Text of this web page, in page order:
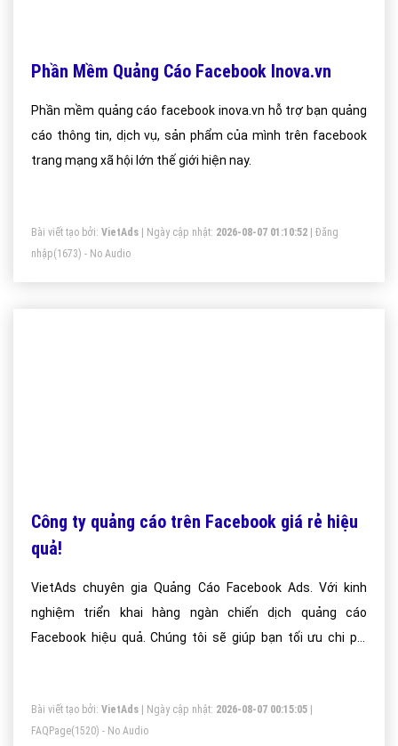
Phần Mềm Quảng Cáo Facebook Inova.vn
Phần mềm quảng cáo facebook inova.vn hỗ trợ bạn quảng
cáo thông tin, dịch vụ, sản phẩm của mình trên facebook
trang mạng xã hội lớn thế giới hiện nay.
Bài viết tạo bởi: VietAds | Ngày cập nhật: 2026-08-07 01:10:52
Đăng
nhập(1673) - No Audio
Công ty quảng cáo trên Facebook giá rẻ hiệu
quả!
VietAds chuyên gia Quảng Cáo Facebook Ads. Với kinh
nghiệm triển khai hàng ngàn chiến dịch quảng cáo
Facebook hiệu quả. Chúng tôi sẽ giúp bạn tối ưu chi phí
năng lực tối ưu quảng cáo vượt trội!
Bài viết tạo bởi: VietAds | Ngày cập nhật: 2026-08-07 00:15:05
FAQPage(1520) - No Audio